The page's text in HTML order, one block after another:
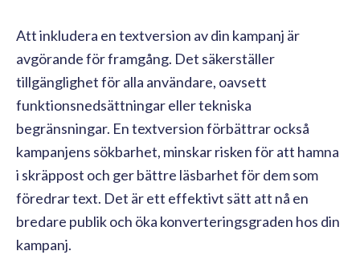
Att inkludera en textversion av din kampanj är
avgörande för framgång. Det säkerställer
tillgänglighet för alla användare, oavsett
funktionsnedsättningar eller tekniska
begränsningar. En textversion förbättrar också
kampanjens sökbarhet, minskar risken för att hamna
i skräppost och ger bättre läsbarhet för dem som
föredrar text. Det är ett effektivt sätt att nå en
bredare publik och öka konverteringsgraden hos din
kampanj.